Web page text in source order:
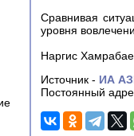
Сравнивая
уровня
Наргис
Источник - ИА
Постоянный